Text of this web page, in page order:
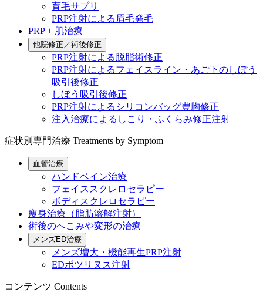
育毛サプリ
PRP注射による眉毛発毛
PRP + 肌治療
他院修正／術後修正
PRP注射による脱脂術修正
PRP注射によるフェイスライン・あご下のしぼう
吸引後修正
しぼう吸引後修正
PRP注射によるシリコンバッグ豊胸修正
注入治療によるしこり・ふくらみ修正注射
症状別専門治療 Treatments by Symptom
血管治療
ハンドベイン治療
フェイススクレロセラピー
ボディスクレロセラピー
痩身治療（脂肪溶解注射）
術後のへこみや変形の治療
メンズED治療
メンズ増大・機能再生PRP注射
EDボツリヌス注射
コンテンツ Contents